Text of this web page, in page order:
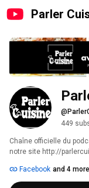
Parler
449
Chaîne officielle du
notre site http://
Facebook and 4